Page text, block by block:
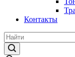
Контакты